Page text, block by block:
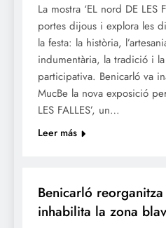
La mostra ‘EL nord DE LES
portes dijous i explora les
la festa: la història,
indumentària, la tradició i
participativa. Benicarló va
MucBe la nova exposició
LES FALLES’, un…
Leer más
Benicarló
inhabilita la zona